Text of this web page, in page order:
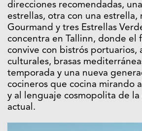
direcciones recomendadas,
estrellas, otra con una estrella,
Gourmand y tres Estrellas
concentra en Tallinn, donde el
convive con bistrós portuarios,
culturales, brasas
temporada y una nueva
cocineros que cocina mirando
y al lenguaje cosmopolita de la
actual.